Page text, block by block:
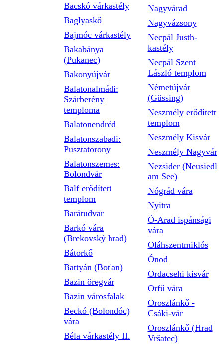
Bacskó várkastély
Baglyaskő
Bajmóc várkastély
Bakabánya
(Pukanec)
Bakonyújvár
Balatonalmádi:
Szárberény
temploma
Balatonendréd
Balatonszabadi:
Pusztatorony
Balatonszemes:
Bolondvár
Balf erődített
templom
Barátudvar
Barkó vára
(Brekovský hrad)
Bátorkő
Battyán (Bot'an)
Bazin öregvár
Bazin városfalak
Beckó (Bolondóc)
vára
Béla várkastély II.
Nagyvárad
Nagyvázsony
Necpál Justh-
kastély
Necpál Szent
László templom
Németújvár
(Güssing)
Neszmély erődített
templom
Neszmély Kisvár
Neszmély Nagyvár
Nezsider (Neusiedl
am See)
Nógrád vára
Nyitra
Ó-Arad ispánsági
vára
Oláhszentmiklós
Ónod
Ordacsehi kisvár
Orfű vára
Oroszlánkő -
Csáki-vár
Oroszlánkő (Hrad
Vršatec)